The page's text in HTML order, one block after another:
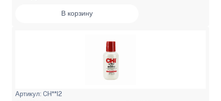
В корзину
Артикул: CH**I2